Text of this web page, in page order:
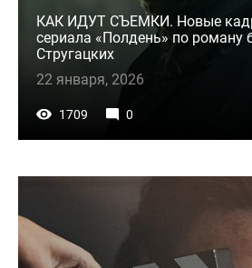
КАК ИДУТ СЪЕМКИ. Новые
сериала «Полдень» по роману
Стругацких
22 января, 2026
1709 0